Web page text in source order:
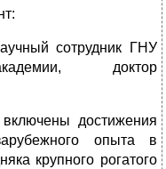
сотрудник ГНУ
доктор
достижения
опыта в
крупного рогатого